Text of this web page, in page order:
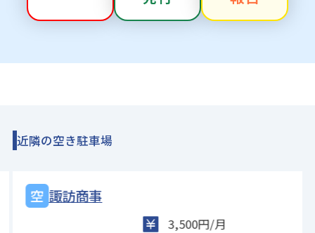
近隣の空き駐車場
諏訪商事
3,500円/月